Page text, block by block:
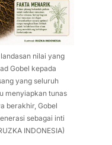
nilai yang
Gobel kepada
yang seluruh
menyiapkan tunas
berakhir, Gobel
sebagai inti
INDONESIA)